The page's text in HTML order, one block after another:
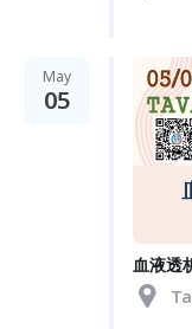
May
05
血液透